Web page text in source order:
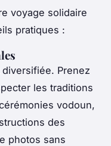
voyage solidaire
pratiques :
Prenez
les traditions
vodoun,
des
photos sans